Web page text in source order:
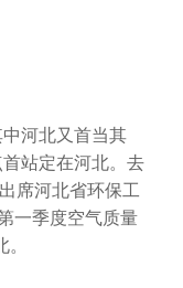
河北又首当其
站定在河北。去
席河北省环保工
一季度空气质量